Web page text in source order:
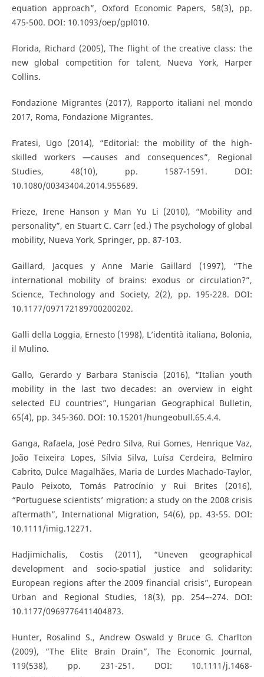
equation approach”, Oxford Economic Papers, 58(3), pp.
475-500. DOI: 10.1093/oep/gpl010.
Florida, Richard (2005), The flight of the creative class: the
new global competition for talent, Nueva York, Harper
Collins.
Fondazione Migrantes (2017), Rapporto italiani nel mondo
2017, Roma, Fondazione Migrantes.
Fratesi, Ugo (2014), “Editorial: the mobility of the high-
skilled workers —causes and consequences”, Regional
Studies, 48(10), pp. 1587-1591. DOI:
10.1080/00343404.2014.955689.
Frieze, Irene Hanson y Man Yu Li (2010), “Mobility and
personality”, en Stuart C. Carr (ed.) The psychology of global
mobility, Nueva York, Springer, pp. 87-103.
Gaillard, Jacques y Anne Marie Gaillard (1997), “The
international mobility of brains: exodus or circulation?”,
Science, Technology and Society, 2(2), pp. 195-228. DOI:
10.1177/097172189700200202.
Galli della Loggia, Ernesto (1998), L’identità italiana, Bolonia,
il Mulino.
Gallo, Gerardo y Barbara Staniscia (2016), “Italian youth
mobility in the last two decades: an overview in eight
selected EU countries”, Hungarian Geographical Bulletin,
65(4), pp. 345-360. DOI: 10.15201/hungeobull.65.4.4.
Ganga, Rafaela, José Pedro Silva, Rui Gomes, Henrique Vaz,
João Teixeira Lopes, Sílvia Silva, Luísa Cerdeira, Belmiro
Cabrito, Dulce Magalhães, Maria de Lurdes Machado-Taylor,
Paulo Peixoto, Tomás Patrocínio y Rui Brites (2016),
“Portuguese scientists’ migration: a study on the 2008 crisis
aftermath”, International Migration, 54(6), pp. 43-55. DOI:
10.1111/imig.12271.
Hadjimichalis, Costis (2011), “Uneven geographical
development and socio-spatial justice and solidarity:
European regions after the 2009 financial crisis”, European
Urban and Regional Studies, 18(3), pp. 254–-274. DOI:
10.1177/0969776411404873.
Hunter, Rosalind S., Andrew Oswald y Bruce G. Charlton
(2009), “The Elite Brain Drain”, The Economic Journal,
119(538), pp. 231-251. DOI: 10.1111/j.1468-